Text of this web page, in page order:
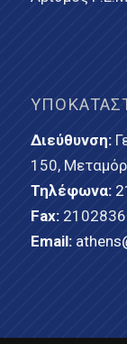
Διεύθυνση:
150,
Τηλέφωνα:
Fax:
Email: